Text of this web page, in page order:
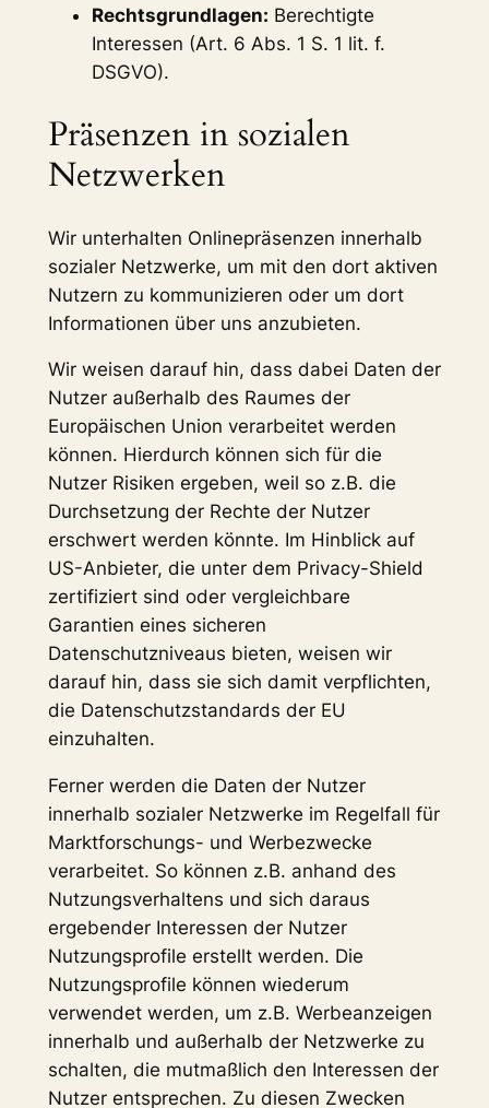
Rechtsgrundlagen: Berechtigte
Interessen (Art. 6 Abs. 1 S. 1 lit. f.
DSGVO).
Präsenzen in sozialen
Netzwerken
Wir unterhalten Onlinepräsenzen innerhalb
sozialer Netzwerke, um mit den dort aktiven
Nutzern zu kommunizieren oder um dort
Informationen über uns anzubieten.
Wir weisen darauf hin, dass dabei Daten der
Nutzer außerhalb des Raumes der
Europäischen Union verarbeitet werden
können. Hierdurch können sich für die
Nutzer Risiken ergeben, weil so z.B. die
Durchsetzung der Rechte der Nutzer
erschwert werden könnte. Im Hinblick auf
US-Anbieter, die unter dem Privacy-Shield
zertifiziert sind oder vergleichbare
Garantien eines sicheren
Datenschutzniveaus bieten, weisen wir
darauf hin, dass sie sich damit verpflichten,
die Datenschutzstandards der EU
einzuhalten.
Ferner werden die Daten der Nutzer
innerhalb sozialer Netzwerke im Regelfall für
Marktforschungs- und Werbezwecke
verarbeitet. So können z.B. anhand des
Nutzungsverhaltens und sich daraus
ergebender Interessen der Nutzer
Nutzungsprofile erstellt werden. Die
Nutzungsprofile können wiederum
verwendet werden, um z.B. Werbeanzeigen
innerhalb und außerhalb der Netzwerke zu
schalten, die mutmaßlich den Interessen der
Nutzer entsprechen. Zu diesen Zwecken